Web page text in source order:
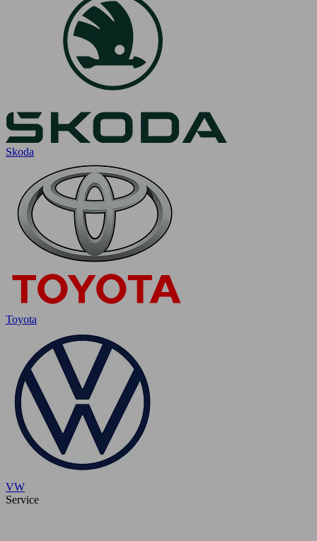
Skoda
Toyota
VW
Service